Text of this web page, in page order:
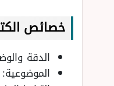
خصائص
الدقة